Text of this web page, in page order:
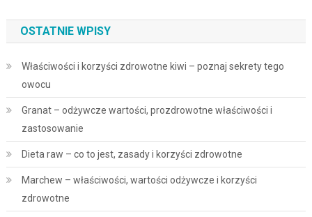
OSTATNIE WPISY
Właściwości i korzyści zdrowotne kiwi – poznaj sekrety tego
owocu
Granat – odżywcze wartości, prozdrowotne właściwości i
zastosowanie
Dieta raw – co to jest, zasady i korzyści zdrowotne
Marchew – właściwości, wartości odżywcze i korzyści
zdrowotne